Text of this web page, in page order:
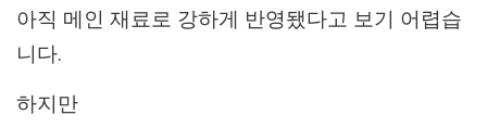
아직 메인 재료로 강하게 반영됐다고 보기 어렵습
니다.
하지만